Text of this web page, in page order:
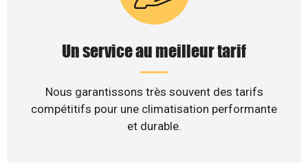
Un service au meilleur tarif
Nous garantissons très souvent des tarifs
compétitifs pour une climatisation performante
et durable.